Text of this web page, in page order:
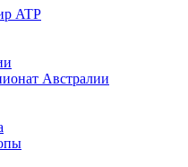
ATP
Австралии